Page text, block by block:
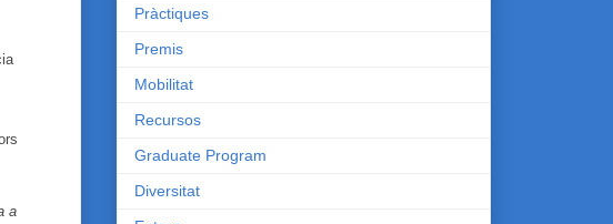
a
Pràctiques
Premis
Mobilitat
Recursos
Graduate Program
Diversitat